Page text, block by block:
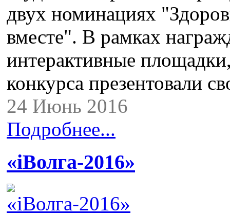
двух номинациях
вместе". В рамках
интерактивные
конкурса презентовали
24 Июнь 2016
Подробнее...
«iВолга-2016»